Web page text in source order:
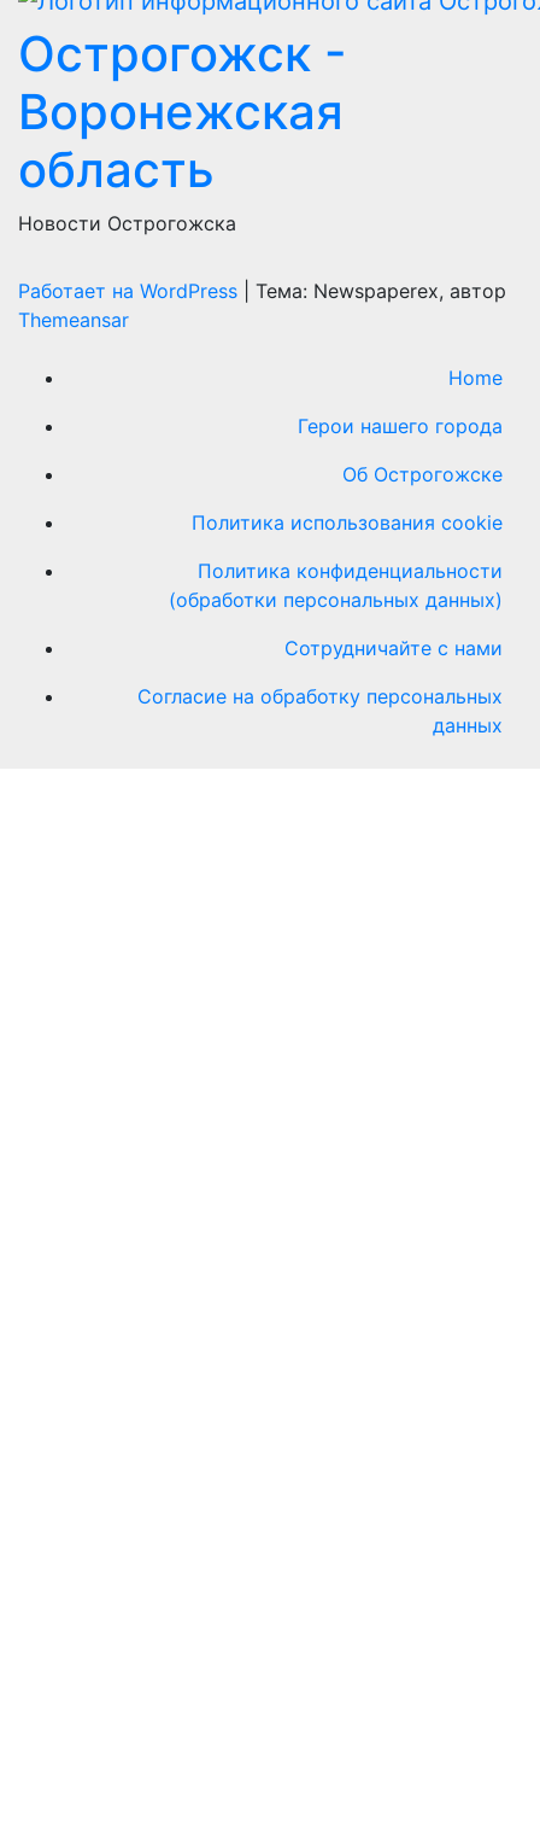
Острогожск -
Воронежская
область
Новости Острогожска
Работает на WordPress
Тема: Newspaperex, автор
Themeansar
Home
Герои нашего города
Об Острогожске
Политика использования cookie
Политика конфиденциальности
(обработки персональных данных)
Сотрудничайте с нами
Согласие на обработку персональных
данных